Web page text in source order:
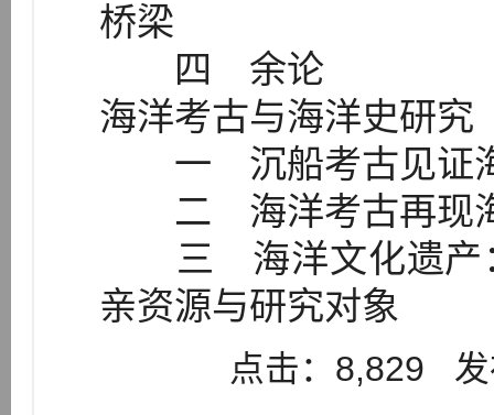
桥梁
四 余论
海洋考古与海洋史研究
一 沉船考古见证海
二 海洋考古再现
三 海洋文化遗产：
亲资源与研究对象
点击：8,829